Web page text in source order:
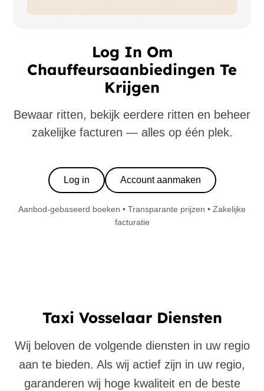
Log In Om
Chauffeursaanbiedingen Te
Krijgen
Bewaar ritten, bekijk eerdere ritten en beheer
zakelijke facturen — alles op één plek.
Log in Account aanmaken
Aanbod-gebaseerd boeken • Transparante prijzen • Zakelijke
facturatie
Taxi Vosselaar Diensten
Wij beloven de volgende diensten in uw regio
aan te bieden. Als wij actief zijn in uw regio,
garanderen wij hoge kwaliteit en de beste